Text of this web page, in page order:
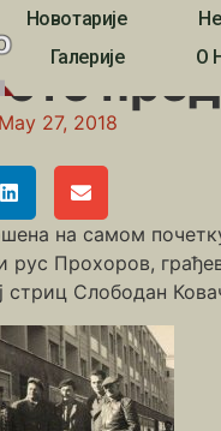
Новотарије
Галерије
О
пред Блоком „Ц“
May 27, 2018
на самом
рус Прохоров,
стриц Слободан